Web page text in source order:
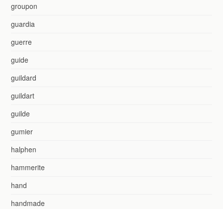
groupon
guardia
guerre
guide
guildard
guildart
guilde
gumier
halphen
hammerite
hand
handmade